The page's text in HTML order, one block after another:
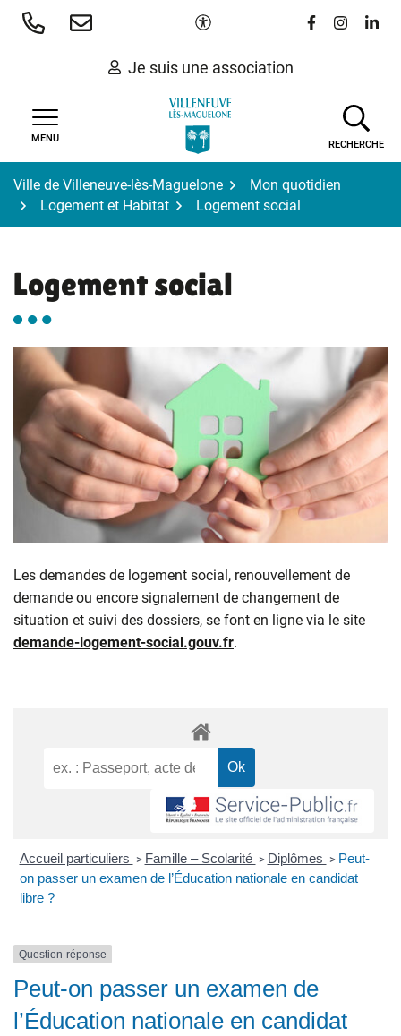
Aller
Paramètres d'accessibilité
Lien vers le
Lien vers
Lien
Je suis une association
MENU
RECHERCHE
Ville de Villeneuve-lès-Maguelone
Mon quotidien
Logement et Habitat
Logement social
Logement social
Les demandes de logement social, renouvellement de
demande ou encore signalement de changement de
situation et suivi des dossiers, se font en ligne via le site
demande-logement-social.gouv.fr.
Accueil particuliers > Famille – Scolarité > Diplômes > Peut-
on passer un examen de l’Éducation nationale en candidat
libre ?
Question-réponse
Peut-on passer un examen de
l’Éducation nationale en candidat